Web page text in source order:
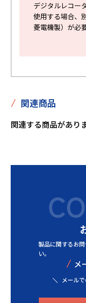
デジタルレコー
使用する場合、
菱電機製）が必
/ 関連商品
関連する商品があり
製品に関するお問
い。
/ メ
メール